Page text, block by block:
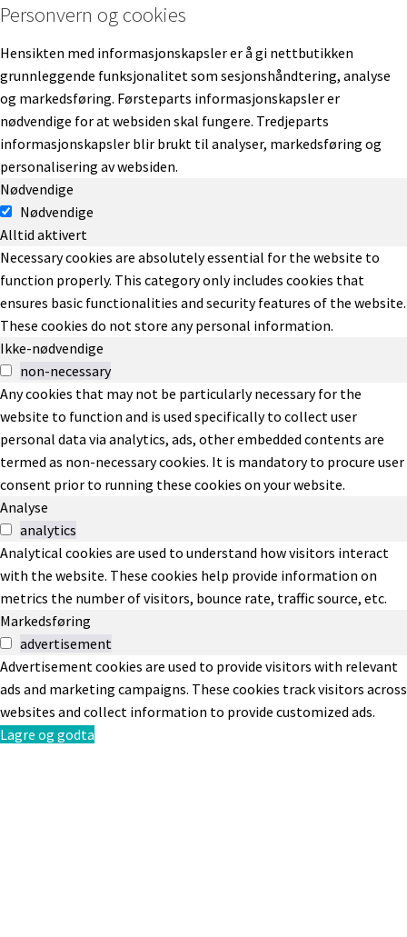
Personvern og cookies
Hensikten med informasjonskapsler er å gi nettbutikken
grunnleggende funksjonalitet som sesjonshåndtering, analyse
og markedsføring. Førsteparts informasjonskapsler er
nødvendige for at websiden skal fungere. Tredjeparts
informasjonskapsler blir brukt til analyser, markedsføring og
personalisering av websiden.
Nødvendige
Nødvendige
Alltid aktivert
Necessary cookies are absolutely essential for the website to
function properly. This category only includes cookies that
ensures basic functionalities and security features of the website.
These cookies do not store any personal information.
Ikke-nødvendige
non-necessary
Any cookies that may not be particularly necessary for the
website to function and is used specifically to collect user
personal data via analytics, ads, other embedded contents are
termed as non-necessary cookies. It is mandatory to procure user
consent prior to running these cookies on your website.
Analyse
analytics
Analytical cookies are used to understand how visitors interact
with the website. These cookies help provide information on
metrics the number of visitors, bounce rate, traffic source, etc.
Markedsføring
advertisement
Advertisement cookies are used to provide visitors with relevant
ads and marketing campaigns. These cookies track visitors across
websites and collect information to provide customized ads.
Lagre og godta